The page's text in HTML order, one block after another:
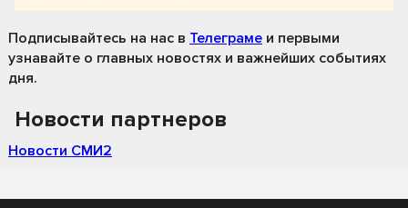
Подписывайтесь на нас в Телеграме и первыми
узнавайте о главных новостях и важнейших событиях
дня.
Новости партнеров
Новости СМИ2